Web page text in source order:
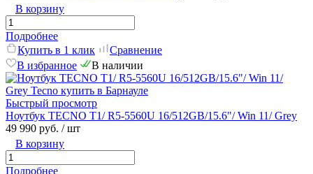
В корзину
Подробнее
Купить в 1 клик
Сравнение
В избранное
В наличии
Быстрый просмотр
Ноутбук TECNO T1/ R5-5560U 16/512GB/15.6"/ Win 11/ Grey
49 990 руб. / шт
В корзину
Подробнее